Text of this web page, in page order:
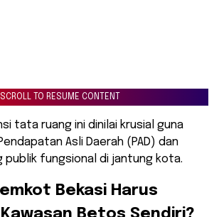
SCROLL TO RESUME CONTENT
tata ruang ini dinilai krusial guna
Asli Daerah (PAD) dan
publik fungsional di jantung kota.
Bekasi Harus